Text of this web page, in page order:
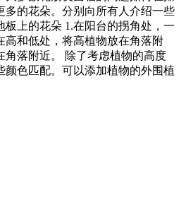
多的花朵。分别向所有人介绍一些
板上的花朵 1.在阳台的拐角处，一
高和低处，将高植物放在角落附
角落附近。 除了考虑植物的高度
颜色匹配。可以添加植物的外围植